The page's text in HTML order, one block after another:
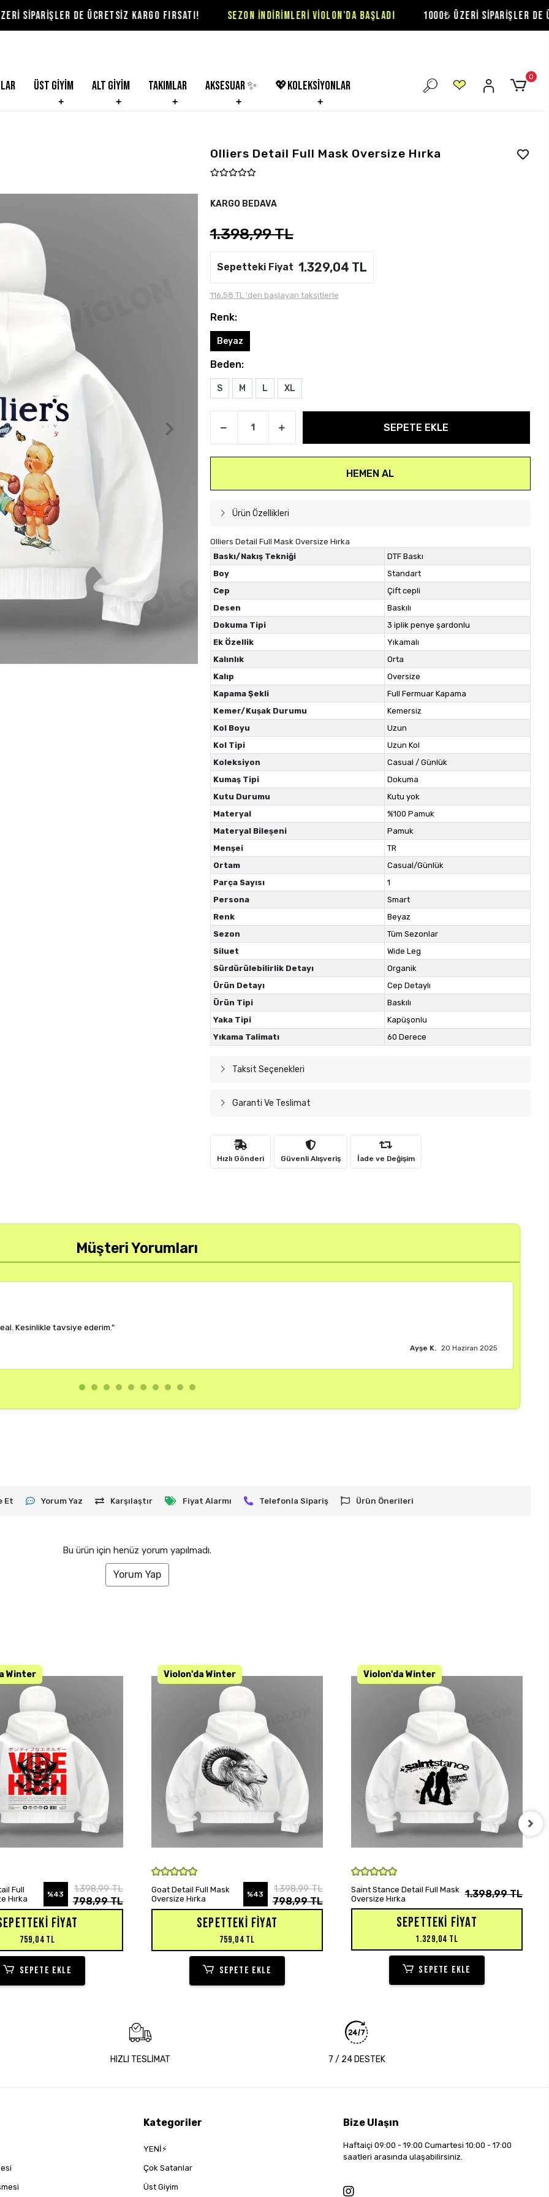
DE ÜCRETSİZ KARGO FIRSATI! SEZON İNDİRİMLERİ VİOLON'DA BAŞLADI 1000₺ ÜZERİ SİPARİŞLER DE ÜCRETSİZ
Üst Giyim Alt Giyim Takımlar Aksesuar ✨ 💖koleksiyonlar
0
Olliers Detail Full Mask Oversize Hırka
KARGO BEDAVA
1.398,99 TL
Sepetteki Fiyat 1.329,04 TL
116,58 TL 'den başlayan taksitlerle
Renk:
Beyaz
Beden:
S M L XL
SEPETE EKLE
HEMEN AL
Ürün Özellikleri
Olliers Detail Full Mask Oversize Hırka
Baskı/Nakış Tekniği
DTF Baskı
Boy
Standart
Cep
Çift cepli
Desen
Baskılı
Dokuma Tipi
3 iplik penye şardonlu
Ek Özellik
Yıkamalı
Kalınlık
Orta
Kalıp
Oversize
Kapama Şekli
Full Fermuar Kapama
Kemer/Kuşak Durumu
Kemersiz
Kol Boyu
Uzun
Kol Tipi
Uzun Kol
Koleksiyon
Casual / Günlük
Kumaş Tipi
Dokuma
Kutu Durumu
Kutu yok
Materyal
%100 Pamuk
Materyal Bileşeni
Pamuk
Menşei
TR
Ortam
Casual/Günlük
Parça Sayısı
1
Persona
Smart
Renk
Beyaz
Sezon
Tüm Sezonlar
Siluet
Wide Leg
Sürdürülebilirlik Detayı
Organik
Ürün Detayı
Cep Detaylı
Ürün Tipi
Baskılı
Yaka Tipi
Kapüşonlu
Yıkama Talimatı
60 Derece
Taksit Seçenekleri
Garanti Ve Teslimat
Hızlı Gönderi Güvenli Alışveriş İade ve Değişim
Müşteri Yorumları
çok memnun kaldım."
Burak M. 18 Haziran 2025
Et Yorum Yaz Karşılaştır Fiyat Alarmı Telefonla Sipariş Ürün Önerileri
Bu ürün için henüz yorum yapılmadı.
Yorum Yap
SEPETE EKLE
Full
Hırka
%43
1.398,99 TL
798,99 TL
FIYAT
759,04 TL
SEPETE EKLE
SEPETE EKLE
Goat Detail Full Mask
Oversize Hırka
%43
1.398,99 TL
798,99 TL
SEPETTEKI FIYAT
759,04 TL
SEPETE EKLE
KARGO BEDAVA
Saint Stance Detail Full Mask
Oversize Hırka
1.398,99 TL
SEPETTEKI FIYAT
1.329,04 TL
SEPETE EKLE
HIZLI TESLİMAT 7 / 24 DESTEK
Kategoriler
YENİ⚡
Çok Satanlar
Üst Giyim
Bize Ulaşın
Haftaiçi 09:00 - 19:00 Cumartesi 10:00 - 17:00
saatleri arasında ulaşabilirsiniz.